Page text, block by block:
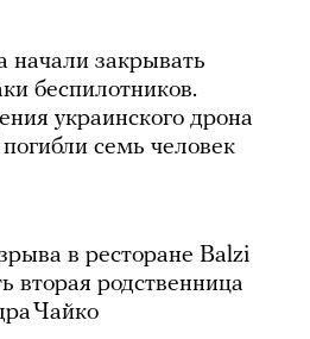
закрывать
беспилотников.
украинского дрона
семь человек
в ресторане Balzi
вторая родственница
Чайко